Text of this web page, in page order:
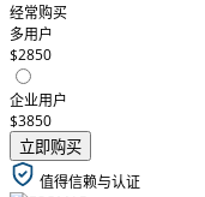
经常购买
多用户
$2850
企业用户
$3850
立即购买
值得信赖与认证